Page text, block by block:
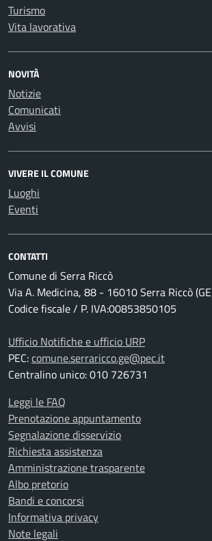
Turismo
Vita lavorativa
NOVITÀ
Notizie
Comunicati
Avvisi
VIVERE IL COMUNE
Luoghi
Eventi
CONTATTI
Comune di Serra Riccò
Via A. Medicina, 88 - 16010 Serra Riccò
Codice fiscale / P. IVA:00853850105
Ufficio Notifiche e ufficio URP
PEC:comune.serraricco.ge@pec.it
Centralino unico: 010 726731
Leggi le FAQ
Prenotazione appuntamento
Segnalazione disservizio
Richiesta assistenza
Amministrazione trasparente
Albo pretorio
Bandi e concorsi
Informativa privacy
Note legali